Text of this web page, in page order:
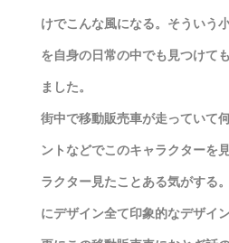
けでこんな風になる。そういう
を自身の日常の中でも見つけて
ました。
街中で移動販売車が走っていて
ントなどでこのキャラクターを
ラクター見たことある気がする
にデザイン全て印象的なデザイ